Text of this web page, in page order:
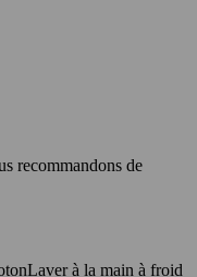
recommandons de
Laver à la main à froid